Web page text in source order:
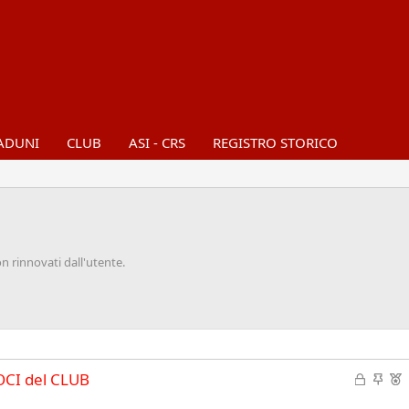
CLUB ASI - CRS REGISTRO STORICO
rinnovati dall'utente.
C
I
I
del CLUB